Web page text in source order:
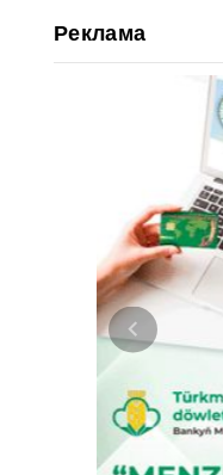
Реклама